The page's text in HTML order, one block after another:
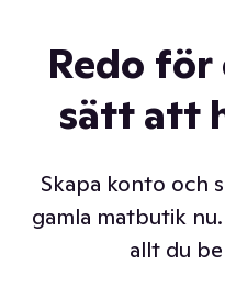
Redo
sätt att
Skapa konto och
gamla matbutik
allt du